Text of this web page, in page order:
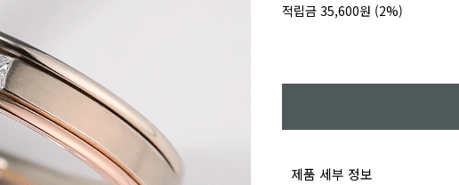
적립금 35,600원 (2%)
제품 세부 정보